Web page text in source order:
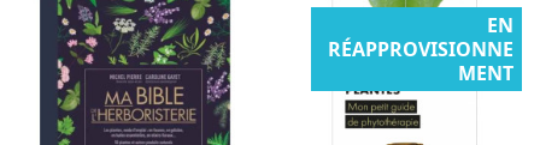
EN
RÉAPPROVISIONNE
MENT